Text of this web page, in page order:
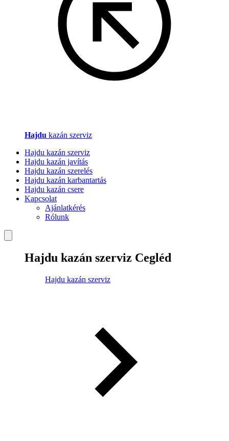
Hajdu kazán szerviz
Hajdu kazán szerviz
Hajdu kazán javítás
Hajdu kazán szerelés
Hajdu kazán karbantartás
Hajdu kazán csere
Kapcsolat
Ajánlatkérés
Rólunk
Hajdu kazán szerviz Cegléd
Hajdu kazán szerviz